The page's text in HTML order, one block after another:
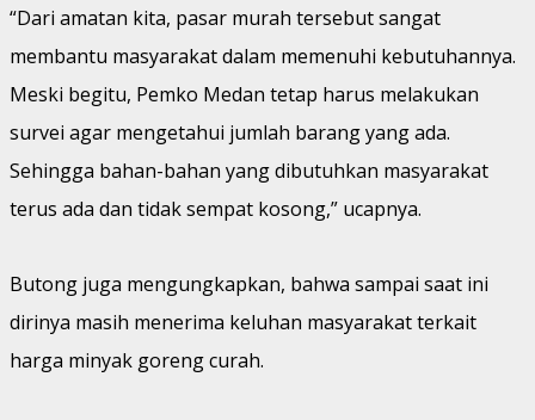
“Dari amatan kita, pasar murah tersebut sangat
membantu masyarakat dalam memenuhi kebutuhannya.
Meski begitu, Pemko Medan tetap harus melakukan
survei agar mengetahui jumlah barang yang ada.
Sehingga bahan-bahan yang dibutuhkan masyarakat
terus ada dan tidak sempat kosong,” ucapnya.
Butong juga mengungkapkan, bahwa sampai saat ini
dirinya masih menerima keluhan masyarakat terkait
harga minyak goreng curah.